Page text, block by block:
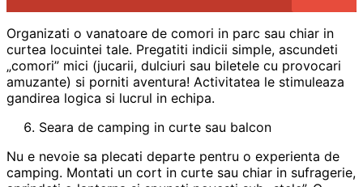
Organizati o vanatoare de comori in parc sau chiar in
curtea locuintei tale. Pregatiti indicii simple, ascundeti
„comori” mici (jucarii, dulciuri sau biletele cu provocari
amuzante) si porniti aventura! Activitatea le stimuleaza
gandirea logica si lucrul in echipa.
Seara de camping in curte sau balcon
Nu e nevoie sa plecati departe pentru o experienta de
camping. Montati un cort in curte sau chiar in sufragerie,